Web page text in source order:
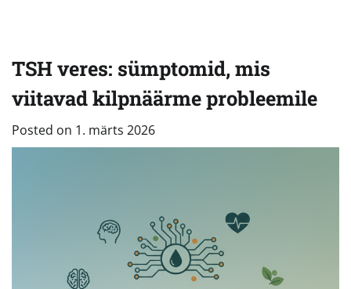
TSH veres: sümptomid, mis
viitavad kilpnäärme probleemile
Posted on 1. märts 2026